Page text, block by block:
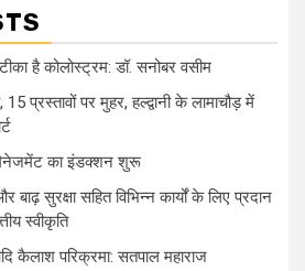
है कोलोस्ट्रम: डॉ. सनोबर वसीम
प्रस्तावों पर मुहर, हल्द्वानी के लामाचौड़ में
का इंडक्शन शुरू
सुरक्षा सहित विभिन्न कार्यों के लिए प्रदान
स्वीकृति
कैलाश परिक्रमा: सतपाल महाराज